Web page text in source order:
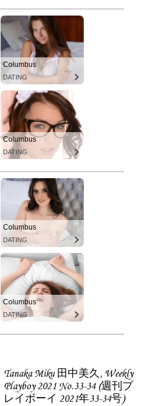
Columbus
DATING
Columbus
DATING
Columbus
DATING
Columbus
DATING
Tanaka Miku 田中美久, Weekly
Playboy 2021 No.33-34 (週刊プ
レイボーイ 2021年33-34号)